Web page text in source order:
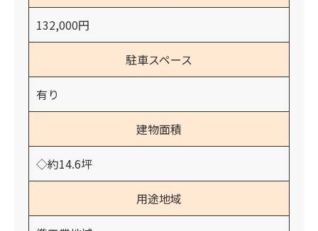
132,000円
駐車スペース
有り
建物面積
◇約14.6坪
用途地域